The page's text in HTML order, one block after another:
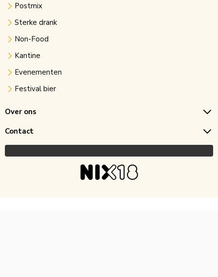
Postmix
Sterke drank
Non-Food
Kantine
Evenementen
Festival bier
Over ons
Contact